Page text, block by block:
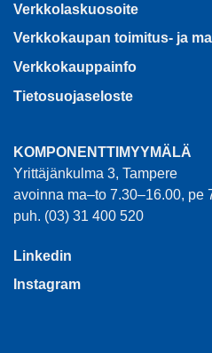
Verkkolaskuosoite
Verkkokaupan toimitus- ja
Verkkokauppainfo
Tietosuojaseloste
KOMPONENTTIMYYMÄLÄ
Yrittäjänkulma 3, Tampere
avoinna ma–to 7.30–16.00, pe
puh. (03) 31 400 520
Linkedin
Instagram